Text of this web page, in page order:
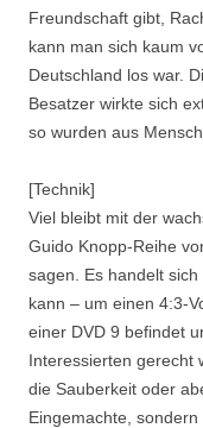
Freundschaft gibt,
kann man sich kaum
Deutschland los war.
Besatzer wirkte sich
so wurden aus
[Technik]
Viel bleibt mit der
Guido Knopp-Reihe
sagen. Es handelt
kann – um einen 4:3-
einer DVD 9 befindet
Interessierten gerecht
die Sauberkeit oder
Eingemachte,